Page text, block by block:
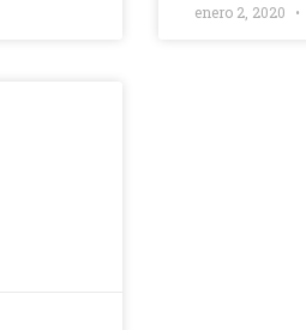
enero 2, 2020